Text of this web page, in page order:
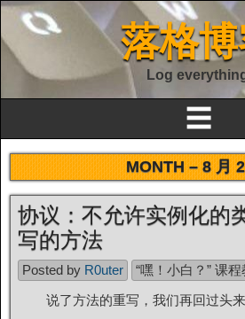
落格
Log
☰
MONTH –8 月
协议：不允许实例化的
写的方法
Posted by R0uter
“嘿！小白？” 课程
说了方法的重写，我们再回过头